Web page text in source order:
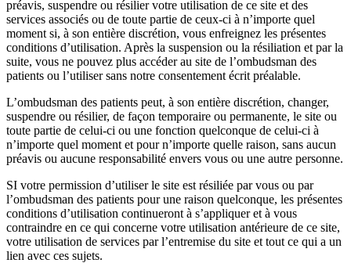
préavis, suspendre ou résilier votre utilisation de ce site et des
services associés ou de toute partie de ceux-ci à n’importe quel
moment si, à son entière discrétion, vous enfreignez les présentes
conditions d’utilisation. Après la suspension ou la résiliation et par la
suite, vous ne pouvez plus accéder au site de l’ombudsman des
patients ou l’utiliser sans notre consentement écrit préalable.
L’ombudsman des patients peut, à son entière discrétion, changer,
suspendre ou résilier, de façon temporaire ou permanente, le site ou
toute partie de celui-ci ou une fonction quelconque de celui-ci à
n’importe quel moment et pour n’importe quelle raison, sans aucun
préavis ou aucune responsabilité envers vous ou une autre personne.
SI votre permission d’utiliser le site est résiliée par vous ou par
l’ombudsman des patients pour une raison quelconque, les présentes
conditions d’utilisation continueront à s’appliquer et à vous
contraindre en ce qui concerne votre utilisation antérieure de ce site,
votre utilisation de services par l’entremise du site et tout ce qui a un
lien avec ces sujets.